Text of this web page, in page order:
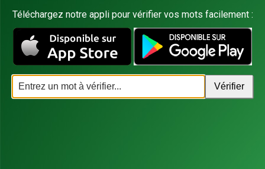
Téléchargez notre appli pour vérifier vos mots facilement :